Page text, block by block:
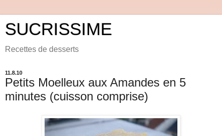
SUCRISSIME
Recettes de desserts
11.8.10
Petits Moelleux aux Amandes en 5
minutes (cuisson comprise)